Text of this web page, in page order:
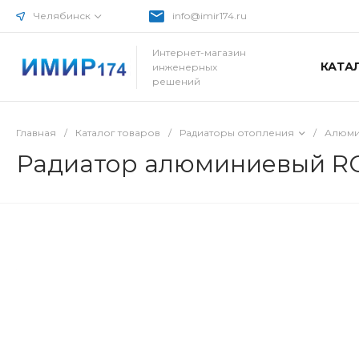
Челябинск info@imir174.ru
Интернет-магазин
инженерных
решений
Главная / Каталог товаров / Радиаторы отопления /
Радиатор алюминиевый